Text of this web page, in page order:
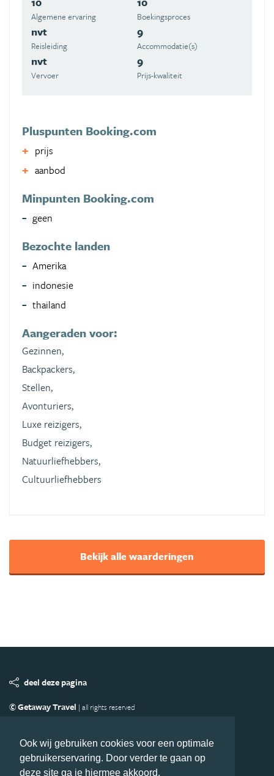
Ook wij gebruiken cookies voor een optimale
gebruikerservaring. Door verder te gaan op
deze site ga je hiermee akkoord.
Algemene ervaring Boekingsproces
nvt
Reisleiding
9
Accommodatie(s)
nvt
Vervoer
9
Prijs-kwaliteit
Pluspunten Booking.com
prijs
aanbod
Minpunten Booking.com
geen
Bezochte landen
Amerika
indonesie
thailand
Aangeraden voor:
Gezinnen,
Backpackers,
Stellen,
Avonturiers,
Luxe reizigers,
Budget reizigers,
Natuurliefhebbers,
Cultuurliefhebbers
Bekijk alle waarderingen
deel deze pagina
© Getaway Travel | all rights reserved
Copyright
Privacy statement Disclaimer
Cookies
Volg Azie.nl